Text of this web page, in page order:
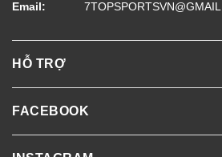
Email:
HỖ TRỢ
FACEBOOK